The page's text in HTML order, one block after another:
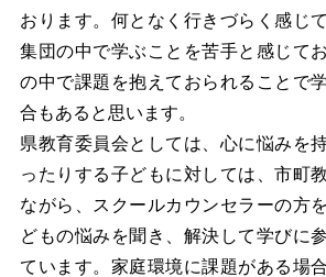
おります。何となく行きづらく感じ
集団の中で学ぶことを苦手と感じて
の中で課題を抱えておられることで
合もあると思います。
県教育委員会としては、心に悩みを
ったりする子どもに対しては、市町
ながら、スクールカウンセラーの方
どもの悩みを聞き、解決して学びに
ています。家庭環境に課題がある場